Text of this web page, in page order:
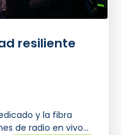
resiliente
y la fibra
de radio en vivo…